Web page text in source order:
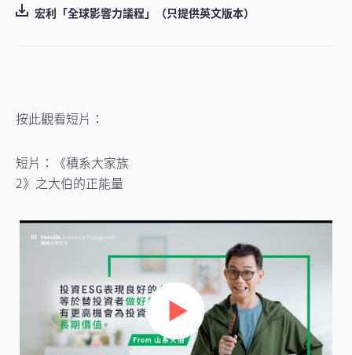
宏利「全球影響力議程」（只提供英文版本）
按此觀看短片：
短片：《積系大家族
2》之大伯的正能量